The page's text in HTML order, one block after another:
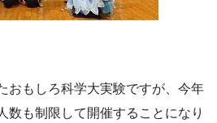
おもしろ科学大実験ですが、今年
数も制限して開催することになり